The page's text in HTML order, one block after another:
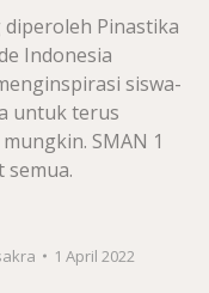
diperoleh Pinastika
Indonesia
siswa-
untuk terus
SMAN 1
semua.
1 April 2022